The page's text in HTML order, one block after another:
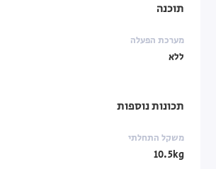
תוכנה
מערכת הפעלה
ללא
תכונות נוספות
משקל התחלתי
10.5kg